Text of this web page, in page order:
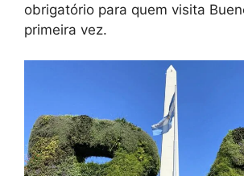
obrigatório para quem visita
primeira vez.